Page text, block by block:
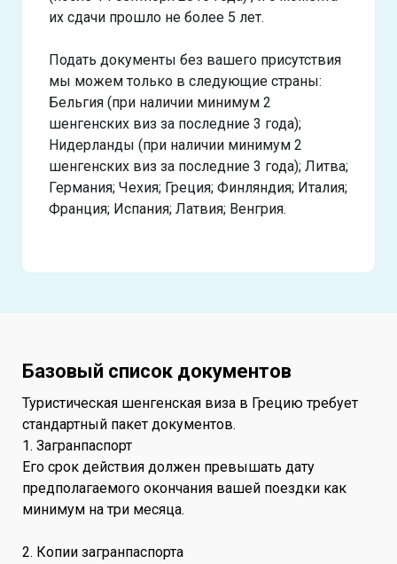
их сдачи прошло не более 5 лет.
Подать документы без вашего присутствия
мы можем только в следующие страны:
Бельгия (при наличии минимум 2
шенгенских виз за последние 3 года);
Нидерланды (при наличии минимум 2
шенгенских виз за последние 3 года); Литва;
Германия; Чехия; Греция; Финляндия; Италия;
Франция; Испания; Латвия; Венгрия.
Базовый список документов
Туристическая шенгенская виза в Грецию требует
стандартный пакет документов.
1. Загранпаспорт
Его срок действия должен превышать дату
предполагаемого окончания вашей поездки как
минимум на три месяца.
2. Копии загранпаспорта